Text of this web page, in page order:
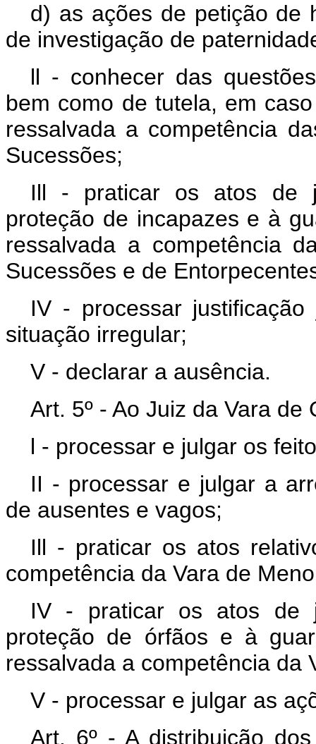
d) as ações de petição de
de investigação de
ll - conhecer das
bem como de tutela, em
ressalvada a competência
Sucessões;
Ill - praticar os atos de
proteção de incapazes e à
ressalvada a competência
Sucessões e de
IV - processar
situação irregular;
V - declarar a ausência.
Art. 5º - Ao Juiz da Vara
l - processar e julgar os
II - processar e julgar a
de ausentes e vagos;
Ill - praticar os atos
competência da Vara de
IV - praticar os atos de
proteção de órfãos e à
ressalvada a competência da
V - processar e julgar as
Art. 6º - A distribuição